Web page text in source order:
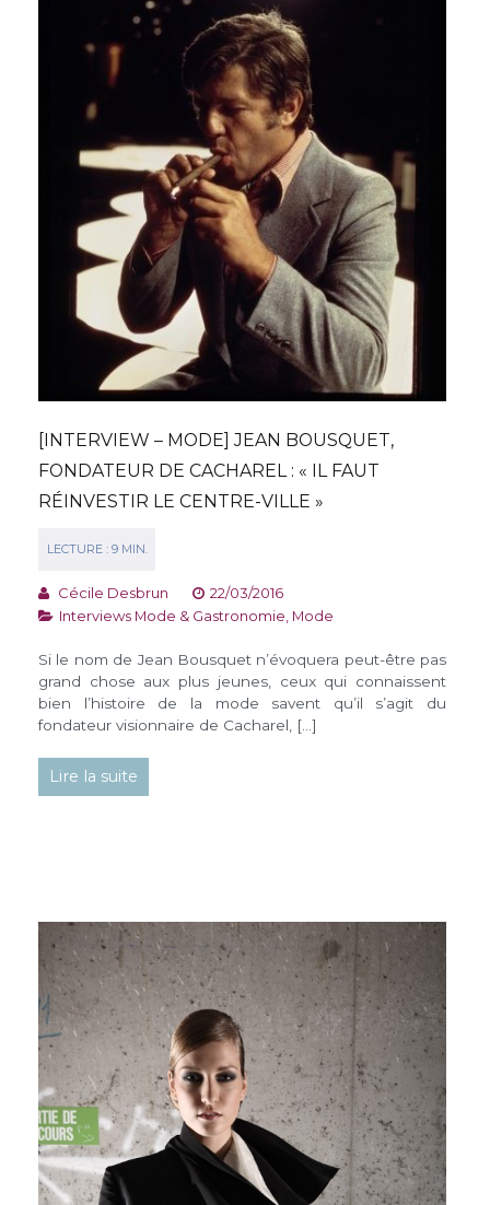
[INTERVIEW – MODE] JEAN BOUSQUET,
FONDATEUR DE CACHAREL : « IL FAUT
RÉINVESTIR LE CENTRE-VILLE »
Cécile Desbrun
22/03/2016
Interviews Mode & Gastronomie Mode
Si le nom de Jean Bousquet n’évoquera peut-être pas
grand chose aux plus jeunes, ceux qui connaissent
bien l’histoire de la mode savent qu’il s’agit du
fondateur visionnaire de Cacharel, […]
Lire la suite